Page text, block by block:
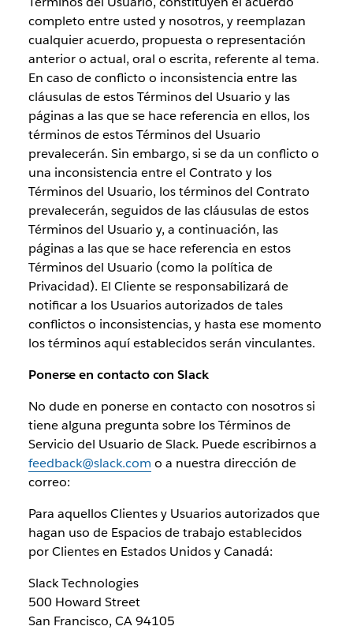
completo entre usted y nosotros, y reemplazan
cualquier acuerdo, propuesta o representación
anterior o actual, oral o escrita, referente al tema.
En caso de conflicto o inconsistencia entre las
cláusulas de estos Términos del Usuario y las
páginas a las que se hace referencia en ellos, los
términos de estos Términos del Usuario
prevalecerán. Sin embargo, si se da un conflicto o
una inconsistencia entre el Contrato y los
Términos del Usuario, los términos del Contrato
prevalecerán, seguidos de las cláusulas de estos
Términos del Usuario y, a continuación, las
páginas a las que se hace referencia en estos
Términos del Usuario (como la política de
Privacidad). El Cliente se responsabilizará de
notificar a los Usuarios autorizados de tales
conflictos o inconsistencias, y hasta ese momento
los términos aquí establecidos serán vinculantes.
Ponerse en contacto con Slack
No dude en ponerse en contacto con nosotros si
tiene alguna pregunta sobre los Términos de
Servicio del Usuario de Slack. Puede escribirnos a
feedback@slack.com o a nuestra dirección de
correo:
Para aquellos Clientes y Usuarios autorizados que
hagan uso de Espacios de trabajo establecidos
por Clientes en Estados Unidos y Canadá:
Slack Technologies
500 Howard Street
San Francisco, CA 94105